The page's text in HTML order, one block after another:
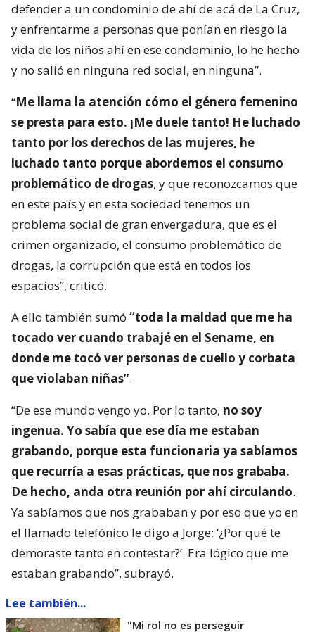
defender a un condominio de ahí de acá de La Cruz,
y enfrentarme a personas que ponían en riesgo la
vida de los niños ahí en ese condominio, lo he hecho
y no salió en ninguna red social, en ninguna”.
“Me llama la atención cómo el género femenino
se presta para esto. ¡Me duele tanto! He luchado
tanto por los derechos de las mujeres, he
luchado tanto porque abordemos el consumo
problemático de drogas, y que reconozcamos que
en este país y en esta sociedad tenemos un
problema social de gran envergadura, que es el
crimen organizado, el consumo problemático de
drogas, la corrupción que está en todos los
espacios”, criticó.
A ello también sumó “toda la maldad que me ha
tocado ver cuando trabajé en el Sename, en
donde me tocó ver personas de cuello y corbata
que violaban niñas”.
“De ese mundo vengo yo. Por lo tanto, no soy
ingenua. Yo sabía que ese día me estaban
grabando, porque esta funcionaria ya sabíamos
que recurría a esas prácticas, que nos grababa.
De hecho, anda otra reunión por ahí circulando.
Ya sabíamos que nos grababan y por eso que yo en
el llamado telefónico le digo a Jorge: ‘¿Por qué te
demoraste tanto en contestar?’. Era lógico que me
estaban grabando”, subrayó.
Lee también...
"Mi rol no es perseguir